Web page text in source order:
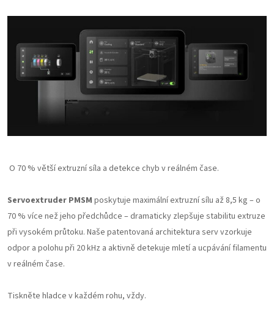
O 70 % větší extruzní síla a detekce chyb v reálném čase.
Servoextruder PMSM poskytuje maximální extruzní sílu až 8,5 kg – o
70 % více než jeho předchůdce – dramaticky zlepšuje stabilitu extruze
při vysokém průtoku. Naše patentovaná architektura serv vzorkuje
odpor a polohu při 20 kHz a aktivně detekuje mletí a ucpávání filamentu
v reálném čase.
Tiskněte hladce v každém rohu, vždy.